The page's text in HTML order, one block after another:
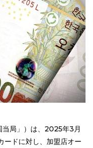
当局」）は、2025年3月
ードに対し、加盟店オー